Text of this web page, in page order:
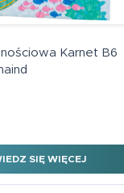
Karnet B6
SIĘ WIĘCEJ